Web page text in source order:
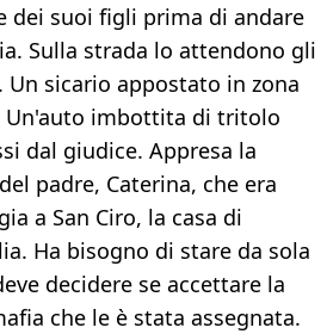
dei suoi figli prima di andare
Sulla strada lo attendono gli
sicario appostato in zona
Un'auto imbottita di tritolo
dal giudice. Appresa la
padre, Caterina, che era
a San Ciro, la casa di
Ha bisogno di stare da sola
decidere se accettare la
che le è stata assegnata.